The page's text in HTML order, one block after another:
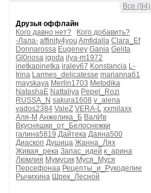
Все (94)
Друзья оффлайн
Кого давно нет?
Кого добавить?
-Лала- affinity4you Amfidalla Clara_Ef
Donnarossa Eugeney Gania Gelita
Gl0riosa igoda ilya-m1972
inetkapinetka iralev67 Konstancia L-
Irina Larmes_delicatesse marianna61
mayskaya Merlin1703 Metodika
NatashaE Nattaliya Pepel_Rozi
RUSSA_N sakura1608 v_alena
vados2384 ValeZ VERA-L xxmilaxx
Аля-М Анжелика_Б ВалИв
Вкусняшки_от_Белоснежки
галина5819 Дайтека Даяна500
Диаскоп Душица Жанна_Лях
Живая_река Запас_идей к_арина
Люмлия Мумусик Муся_Муся
Персефонаа Рецепты_и_Рукоделие
Рычихина Шрек_Лесной